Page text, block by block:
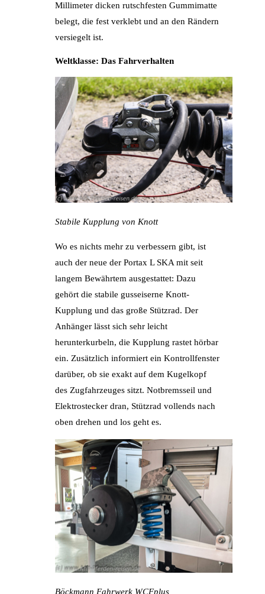
Millimeter dicken rutschfesten Gummimatte
belegt, die fest verklebt und an den Rändern
versiegelt ist.
Weltklasse: Das Fahrverhalten
Stabile Kupplung von Knott
Wo es nichts mehr zu verbessern gibt, ist
auch der neue der Portax L SKA mit seit
langem Bewährtem ausgestattet: Dazu
gehört die stabile gusseiserne Knott-
Kupplung und das große Stützrad. Der
Anhänger lässt sich sehr leicht
herunterkurbeln, die Kupplung rastet hörbar
ein. Zusätzlich informiert ein Kontrollfenster
darüber, ob sie exakt auf dem Kugelkopf
des Zugfahrzeuges sitzt. Notbremsseil und
Elektrostecker dran, Stützrad vollends nach
oben drehen und los geht es.
Böckmann Fahrwerk WCFplus